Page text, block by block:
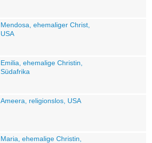
Mendosa, ehemaliger Christ,
USA
Emilia, ehemalige Christin,
Südafrika
Ameera, religionslos, USA
Maria, ehemalige Christin,